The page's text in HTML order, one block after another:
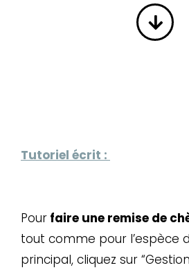
Tutoriel écrit :
Pour faire une remise de
tout comme pour l’espèce
principal, cliquez sur